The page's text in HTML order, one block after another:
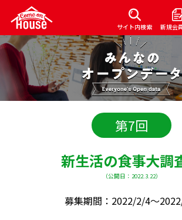
サイト内検索 新規会
第7回
新生活の食事大調
（公開日：2022.3.22）
募集期間：2022/2/4〜